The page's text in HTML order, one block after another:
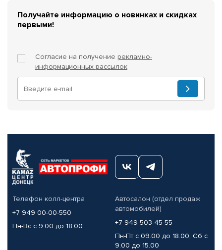
Получайте информацию о новинках и скидках
первыми!
Согласие на получение рекламно-
информационных рассылок
Телефон колл-центра
+7 949 00-00-550
Пн-Вс с 9.00 до 18.00
Автосалон (отдел продаж
автомобилей)
+7 949 503-45-55
Пн-Пт с 09.00 до 18.00, Сб с
9.00 до 15.00